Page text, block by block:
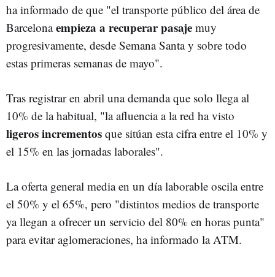
ha informado de que "el transporte público del área de
Barcelonaempieza a recuperar pasaje muy
progresivamente, desde Semana Santa y sobre todo
estas primeras semanas de mayo".
Tras registrar en abril una demanda que solo llega al
10% de la habitual, "la afluencia a la red ha visto
ligeros incrementos que sitúan esta cifra entre el 10% y
el 15% en las jornadas laborales".
La oferta general media en un día laborable oscila entre
el 50% y el 65%, pero "distintos medios de transporte
ya llegan a ofrecer un servicio del 80% en horas punta"
para evitar aglomeraciones, ha informado la ATM.